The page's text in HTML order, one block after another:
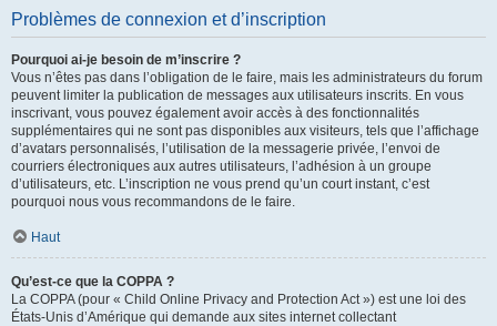
Problèmes de connexion et d’inscription
Pourquoi ai-je besoin de m’inscrire ?
Vous n’êtes pas dans l’obligation de le faire, mais les administrateurs du forum
peuvent limiter la publication de messages aux utilisateurs inscrits. En vous
inscrivant, vous pouvez également avoir accès à des fonctionnalités
supplémentaires qui ne sont pas disponibles aux visiteurs, tels que l’affichage
d’avatars personnalisés, l’utilisation de la messagerie privée, l’envoi de
courriers électroniques aux autres utilisateurs, l’adhésion à un groupe
d’utilisateurs, etc. L’inscription ne vous prend qu’un court instant, c’est
pourquoi nous vous recommandons de le faire.
Haut
Qu’est-ce que la COPPA ?
La COPPA (pour « Child Online Privacy and Protection Act ») est une loi des
États-Unis d’Amérique qui demande aux sites internet collectant